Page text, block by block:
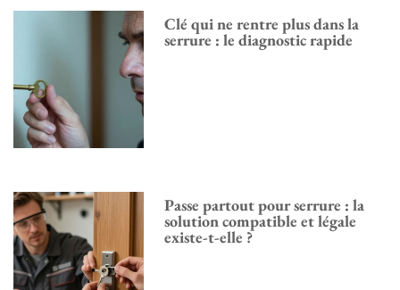
Clé qui ne rentre plus dans la
serrure : le diagnostic rapide
Passe partout pour serrure : la
solution compatible et légale
existe-t-elle ?